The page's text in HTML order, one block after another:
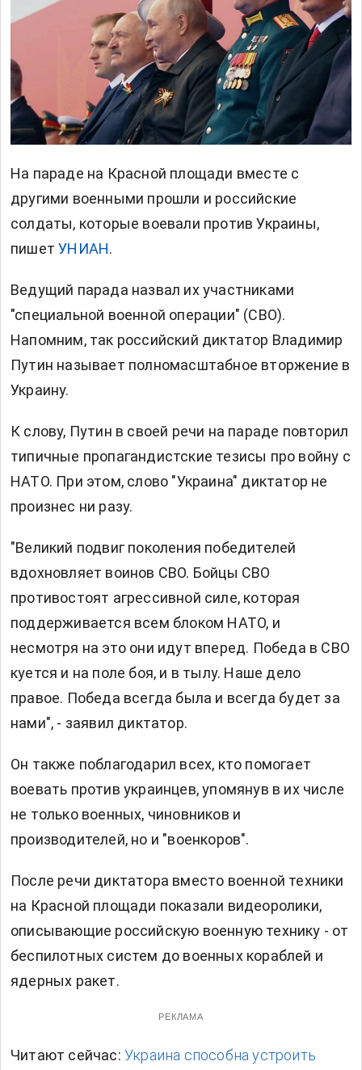
На параде на Красной площади вместе с
другими военными прошли и российские
солдаты, которые воевали против Украины,
пишетУНИАН.
Ведущий парада назвал их участниками
"специальной военной операции" (СВО).
Напомним, так российский диктатор Владимир
Путин называет полномасштабное вторжение в
Украину.
К слову, Путин в своей речи на параде повторил
типичные пропагандистские тезисы про войну с
НАТО. При этом, слово "Украина" диктатор не
произнес ни разу.
"Великий подвиг поколения победителей
вдохновляет воинов СВО. Бойцы СВО
противостоят агрессивной силе, которая
поддерживается всем блоком НАТО, и
несмотря на это они идут вперед. Победа в СВО
куется и на поле боя, и в тылу. Наше дело
правое. Победа всегда была и всегда будет за
нами", - заявил диктатор.
Он также поблагодарил всех, кто помогает
воевать против украинцев, упомянув в их числе
не только военных, чиновников и
производителей, но и "военкоров".
После речи диктатора вместо военной техники
на Красной площади показали видеоролики,
описывающие российскую военную технику - от
беспилотных систем до военных кораблей и
ядерных ракет.
РЕКЛАМА
Читают сейчас: Украина способна устроить